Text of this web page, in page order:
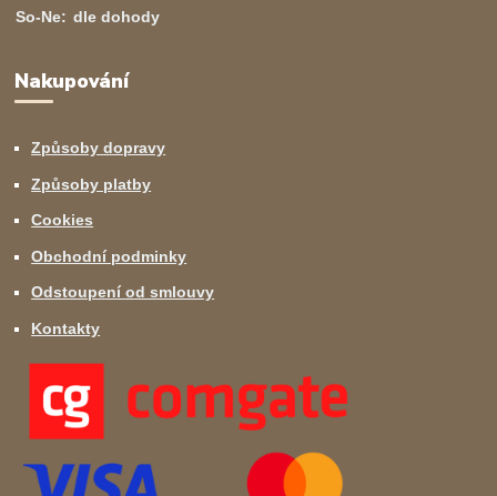
So-Ne: dle dohody
Nakupování
Způsoby dopravy
Způsoby platby
Cookies
Obchodní podminky
Odstoupení od smlouvy
Kontakty